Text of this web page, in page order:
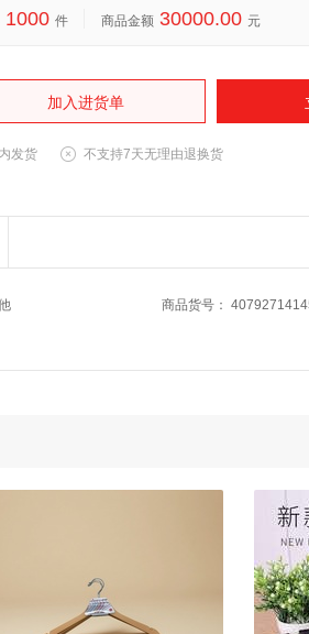
1000 件 商品金额 30000.00 元
加入进货单
发货 不支持7天无理由退换货
商品货号 ：